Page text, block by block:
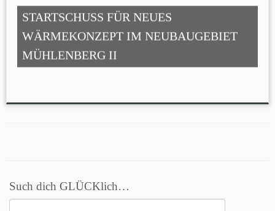
STARTSCHUSS FÜR NEUES
WÄRMEKONZEPT IM NEUBAUGEBIET
MÜHLENBERG II
Such dich GLÜCKlich…